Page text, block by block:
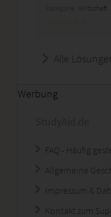
Wirtschaft
Alle
Werbung
FAQ - Häufig
Allgemeine
Impressum &
Kontakt zum